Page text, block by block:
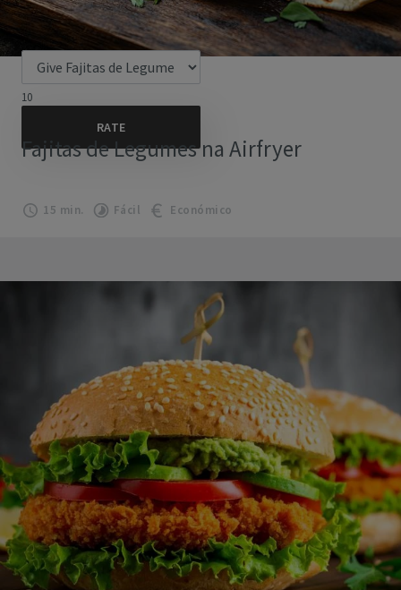
10
Fajitas de Legumes na Airfryer
15 min. Fácil Económico